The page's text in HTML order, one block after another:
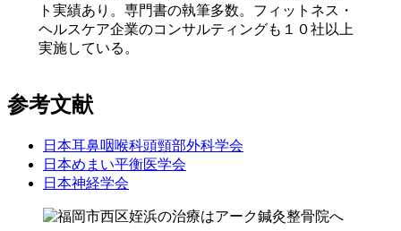
ト実績あり。専門書の執筆多数。フィットネス・
ヘルスケア企業のコンサルティングも１０社以上
実施している。
参考文献
日本耳鼻咽喉科頭頸部外科学会
日本めまい平衡医学会
日本神経学会